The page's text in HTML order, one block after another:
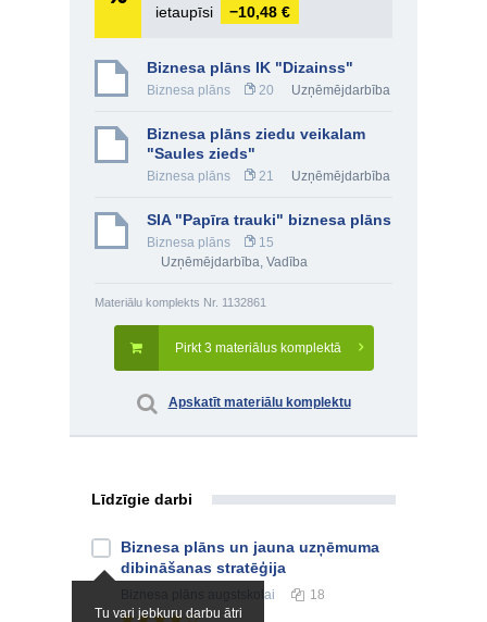
ietaupīsi
−10,48 €
Biznesa plāns IK "Dizainss"
Biznesa plāns 20 Uzņēmējdarbība
Biznesa plāns ziedu veikalam
"Saules zieds"
Biznesa plāns 21 Uzņēmējdarbība
SIA "Papīra trauki" biznesa plāns
Biznesa plāns
15
Uzņēmējdarbība, Vadība
Materiālu komplekts Nr. 1132861
Pirkt 3 materiālus komplektā
Apskatīt materiālu komplektu
Līdzīgie darbi
Tu vari jebkuru darbu ātri
Biznesa plāns un jauna uzņēmuma
dibināšanas stratēģija
augstskolai 18